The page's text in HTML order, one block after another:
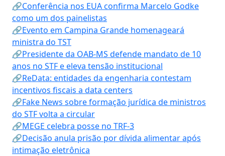
🔗Conferência nos EUA confirma Marcelo Godke
como um dos painelistas
🔗Evento em Campina Grande homenageará
ministra do TST
🔗Presidente da OAB-MS defende mandato de 10
anos no STF e eleva tensão institucional
🔗ReData: entidades da engenharia contestam
incentivos fiscais a data centers
🔗Fake News sobre formação jurídica de ministros
do STF volta a circular
🔗MEGE celebra posse no TRF-3
🔗Decisão anula prisão por dívida alimentar após
intimação eletrônica